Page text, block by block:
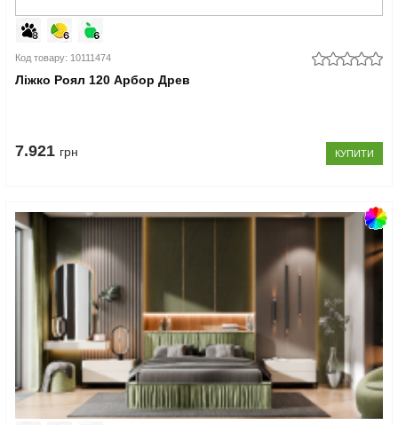
Код товару: 10111474
Ліжко Роял 120 Арбор Древ
7.921 грн КУПИТИ